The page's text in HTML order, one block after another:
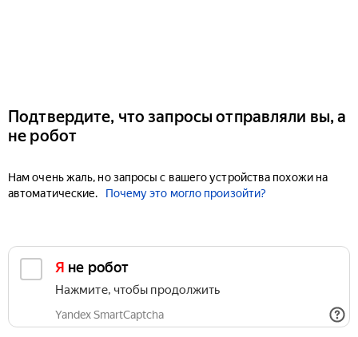
Подтвердите, что запросы отправляли вы, а
не робот
Нам очень жаль, но запросы с вашего устройства похожи на
автоматические.
Почему это могло произойти?
Я не робот
Нажмите, чтобы продолжить
Yandex SmartCaptcha